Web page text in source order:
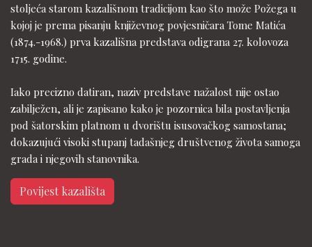
stoljeća starom kazališnom tradicijom kao što može Požega u
kojoj je prema pisanju književnog povjesničara Tome Matića
(1874.-1968.) prva kazališna predstava odigrana 27. kolovoza
1715. godine.
Iako precizno datiran, naziv predstave nažalost nije ostao
zabilježen, ali je zapisano kako je pozornica bila postavljenja
pod šatorskim platnom u dvorištu isusovačkog samostana;
dokazujući visoki stupanj tadašnjeg društvenog života samoga
grada i njegovih stanovnika.
Povijest kazališta